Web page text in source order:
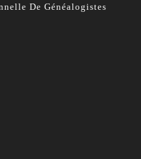
De Généalogistes